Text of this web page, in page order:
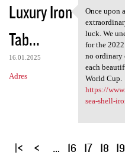
Luxury Iron
Tab...
16.01.2025
Adres
Once
Once upon
luck. We
for the
no ordinary
each
World Cup.
https://
sea-shell-
S
… 16 17 18 19